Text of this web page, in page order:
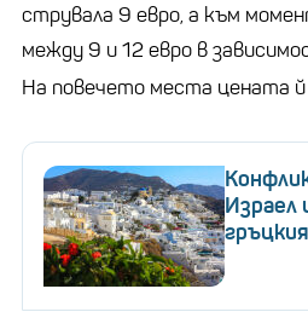
струвала 9 евро, а към
между 9 и 12 евро в
На повечето места цената
Израел